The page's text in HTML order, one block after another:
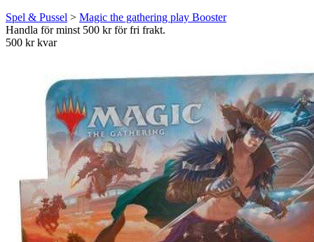
Spel & Pussel > Magic the gathering play Booster
Handla för minst 500 kr för fri frakt.
500 kr kvar